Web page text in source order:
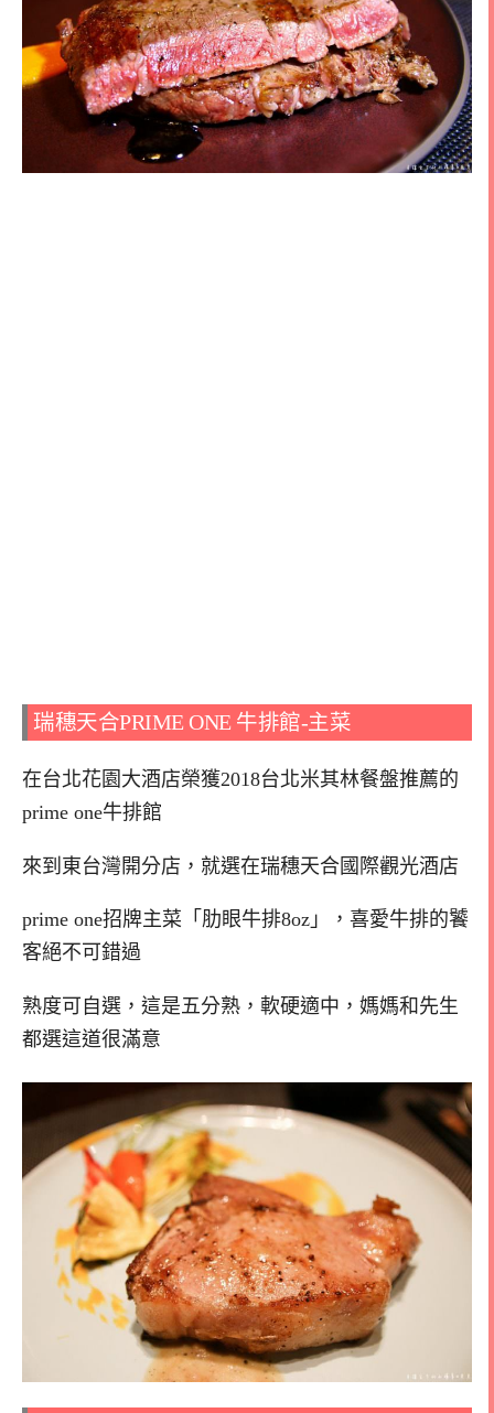
瑞穗天合PRIME ONE 牛排館-主菜
在台北花園大酒店榮獲2018台北米其林餐盤推薦的
prime one牛排館
來到東台灣開分店，就選在瑞穗天合國際觀光酒店
prime one招牌主菜「肋眼牛排8oz」，喜愛牛排的饕
客絕不可錯過
熟度可自選，這是五分熟，軟硬適中，媽媽和先生
都選這道很滿意